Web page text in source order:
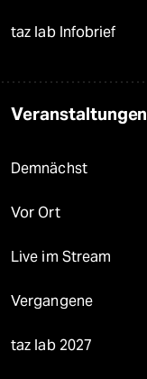
taz lab Infobrief
Veranstaltungen
Demnächst
Vor Ort
Live im Stream
Vergangene
taz lab 2027